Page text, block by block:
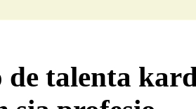
de talenta